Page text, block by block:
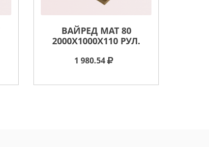
ВАЙРЕД МАТ 80
2000X1000X110 РУЛ.
1 980.54